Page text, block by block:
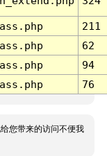
211
62
94
76
您带来的访问不便我